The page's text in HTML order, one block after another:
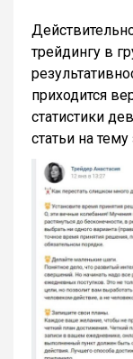
трейдингу в
приходится
статистики
статьи на